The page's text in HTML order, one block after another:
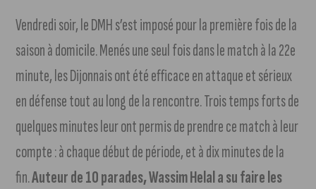
Vendredi soir, le DMH s’est imposé pour la première fois de la
saison à domicile. Menés une seul fois dans le match à la 22e
minute, les Dijonnais ont été efficace en attaque et sérieux
en défense tout au long de la rencontre. Trois temps forts de
quelques minutes leur ont permis de prendre ce match à leur
compte : à chaque début de période, et à dix minutes de la
fin.Auteur de 10 parades, Wassim Helal a su faire les